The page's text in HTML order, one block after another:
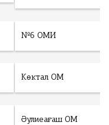
№6 ОМИ
Көктал ОМ
Әулиеағаш ОМ